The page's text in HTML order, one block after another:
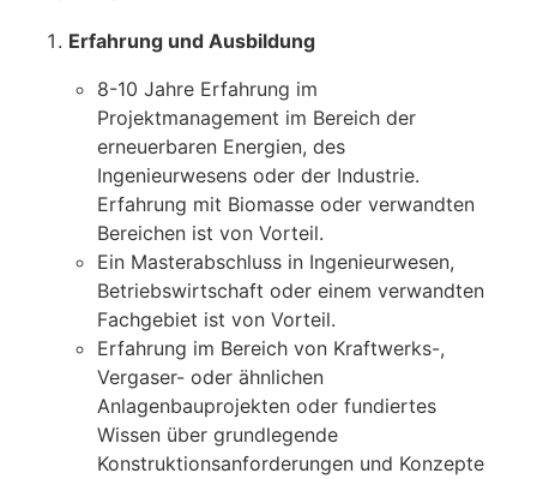
Erfahrung und Ausbildung
8-10 Jahre Erfahrung im
Projektmanagement im Bereich der
erneuerbaren Energien, des
Ingenieurwesens oder der Industrie.
Erfahrung mit Biomasse oder verwandten
Bereichen ist von Vorteil.
Ein Masterabschluss in Ingenieurwesen,
Betriebswirtschaft oder einem verwandten
Fachgebiet ist von Vorteil.
Erfahrung im Bereich von Kraftwerks-,
Vergaser- oder ähnlichen
Anlagenbauprojekten oder fundiertes
Wissen über grundlegende
Konstruktionsanforderungen und Konzepte